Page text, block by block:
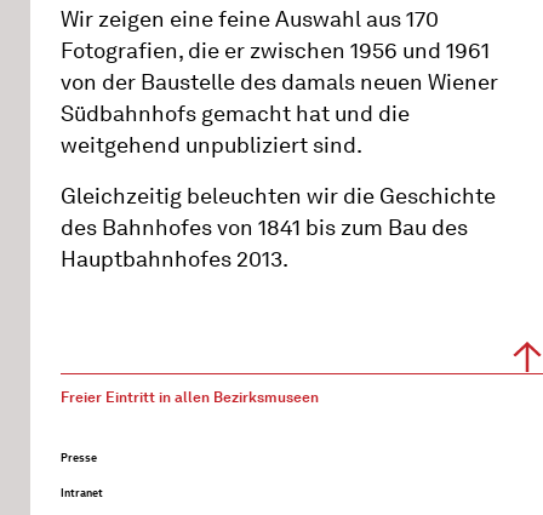
Wir zeigen eine feine Auswahl aus 170
Fotografien, die er zwischen 1956 und 1961
von der Baustelle des damals neuen Wiener
Südbahnhofs gemacht hat und die
weitgehend unpubliziert sind.
Gleichzeitig beleuchten wir die Geschichte
des Bahnhofes von 1841 bis zum Bau des
Hauptbahnhofes 2013.
Freier Eintritt in allen Bezirksmuseen
Presse
Intranet